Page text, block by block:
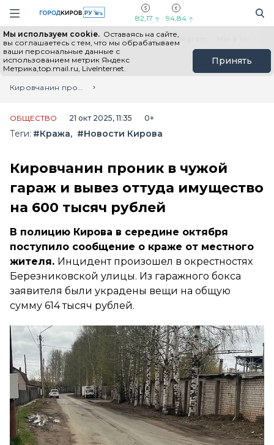
Навигация сайта
82,17 94,84
Мы используем cookie. Оставаясь на сайте,
вы соглашаетесь с тем, что мы обрабатываем
ваши персональные данные с
использованием метрик Яндекс
Метрика,top.mail.ru, LiveInternet.
Принять
Выборы - 2026 Все новости Мы в Telegram
Главная
Лента новостей
Кировчанин проник в чужой гараж и вывез оттуда имущество на 600 тысяч рублей
ОБЩЕСТВО 21 окт 2025, 11:35 0+
Теги: #Кража #Новости Кирова
Кировчанин проник в чужой
гараж и вывез оттуда имущество
на 600 тысяч рублей
В полицию Кирова в середине октября
поступило сообщение о краже от местного
жителя. Инцидент произошел в окрестностях
Березниковской улицы. Из гаражного бокса
заявителя были украдены вещи на общую
сумму 614 тысяч рублей.